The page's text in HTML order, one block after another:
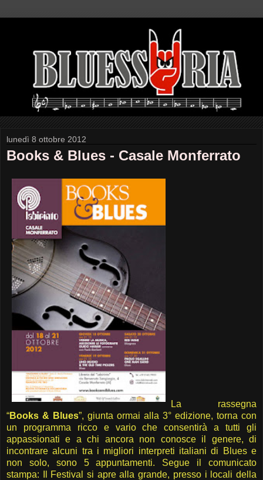
lunedì 8 ottobre 2012
Books & Blues - Casale Monferrato
La rassegna
“Books & Blues”, giunta ormai alla 3° edizione, torna con
un programma ricco e vario che consentirà a tutti gli
appassionati e a chi ancora non conosce il genere, di
incontrare alcuni tra i migliori interpreti italiani di Blues e
non solo, sono 5 appuntamenti. Segue il comunicato
stampa: Il Festival si apre alla grande, presso i locali della